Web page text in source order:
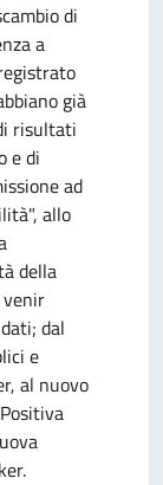
di
a
già
risultati
e di
ad
allo
della
dal
e
al nuovo